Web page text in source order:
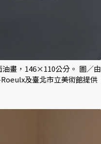
畫，146×110公分。 圖／由
及臺北市立美術館提供